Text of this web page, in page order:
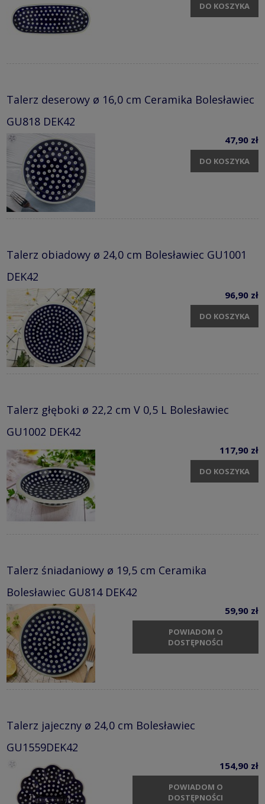
DO KOSZYKA
Talerz deserowy ø 16,0 cm Ceramika Bolesławiec
GU818 DEK42
47,90 zł
DO KOSZYKA
Talerz obiadowy ø 24,0 cm Bolesławiec GU1001
DEK42
96,90 zł
DO KOSZYKA
Talerz głęboki ø 22,2 cm V 0,5 L Bolesławiec
GU1002 DEK42
117,90 zł
DO KOSZYKA
Talerz śniadaniowy ø 19,5 cm Ceramika
Bolesławiec GU814 DEK42
59,90 zł
POWIADOM O
DOSTĘPNOŚCI
Talerz jajeczny ø 24,0 cm Bolesławiec
GU1559DEK42
154,90 zł
POWIADOM O
DOSTĘPNOŚCI